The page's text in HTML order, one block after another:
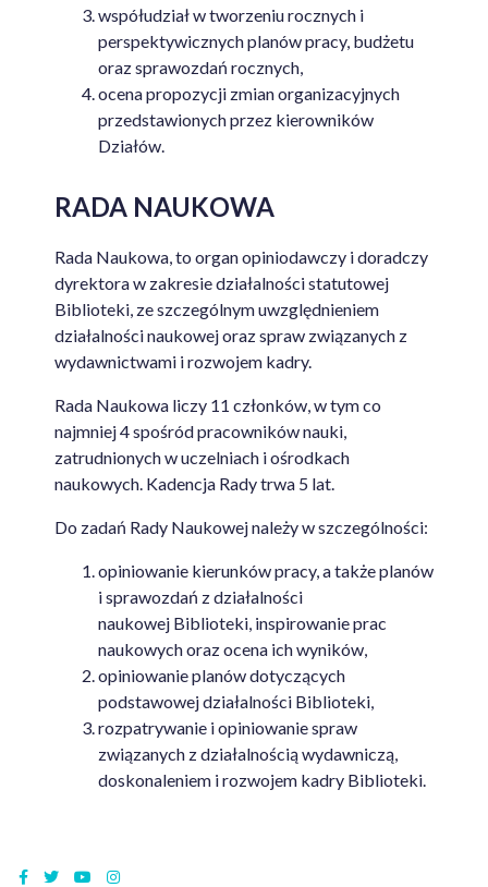
współudział w tworzeniu rocznych i
perspektywicznych planów pracy, budżetu
oraz sprawozdań rocznych,
ocena propozycji zmian organizacyjnych
przedstawionych przez kierowników
Działów.
RADA NAUKOWA
Rada Naukowa, to organ opiniodawczy i doradczy
dyrektora w zakresie działalności statutowej
Biblioteki, ze szczególnym uwzględnieniem
działalności naukowej oraz spraw związanych z
wydawnictwami i rozwojem kadry.
Rada Naukowa liczy 11 członków, w tym co
najmniej 4 spośród pracowników nauki,
zatrudnionych w uczelniach i ośrodkach
naukowych. Kadencja Rady trwa 5 lat.
Do zadań Rady Naukowej należy w szczególności:
opiniowanie kierunków pracy, a także planów
i sprawozdań z działalności
naukowej Biblioteki, inspirowanie prac
naukowych oraz ocena ich wyników,
opiniowanie planów dotyczących
podstawowej działalności Biblioteki,
rozpatrywanie i opiniowanie spraw
związanych z działalnością wydawniczą,
doskonaleniem i rozwojem kadry Biblioteki.